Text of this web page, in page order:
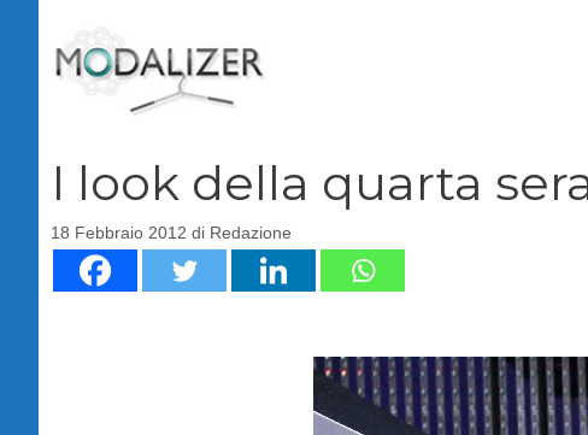
contenuto
I look della quarta
18 Febbraio 2012 di Redazione